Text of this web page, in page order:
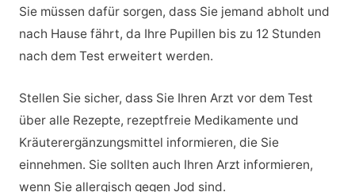
Sie müssen dafür sorgen, dass Sie jemand abholt und
nach Hause fährt, da Ihre Pupillen bis zu 12 Stunden
nach dem Test erweitert werden.
Stellen Sie sicher, dass Sie Ihren Arzt vor dem Test
über alle Rezepte, rezeptfreie Medikamente und
Kräuterergänzungsmittel informieren, die Sie
einnehmen. Sie sollten auch Ihren Arzt informieren,
wenn Sie allergisch gegen Jod sind.